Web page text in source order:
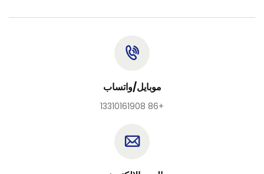
موبايل/واتساب
+86 13310161908